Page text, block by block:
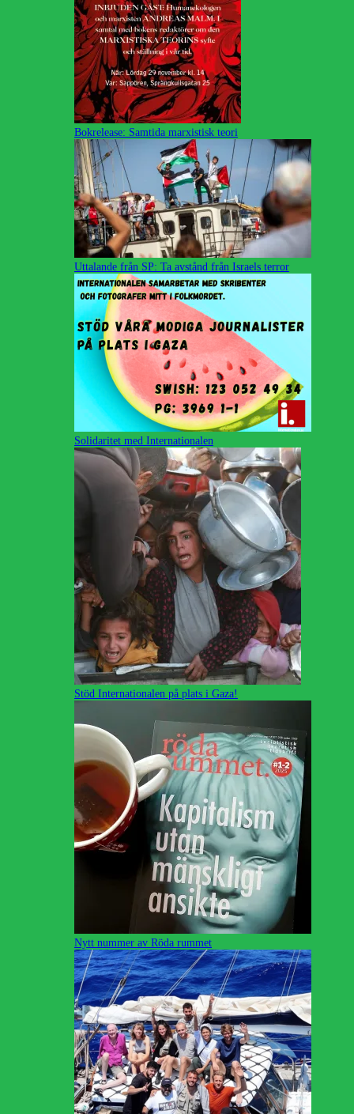
Bokrelease: Samtida marxistisk teori
Uttalande från SP: Ta avstånd från Israels terror
Solidaritet med Internationalen
Stöd Internationalen på plats i Gaza!
Nytt nummer av Röda rummet